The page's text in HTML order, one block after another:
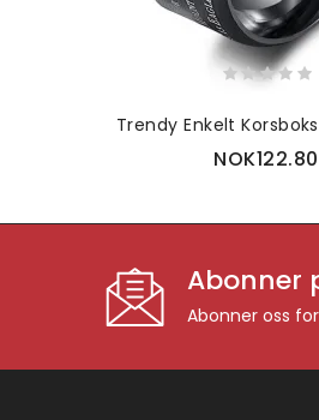
NOK122.80
Abonner
Abonner oss